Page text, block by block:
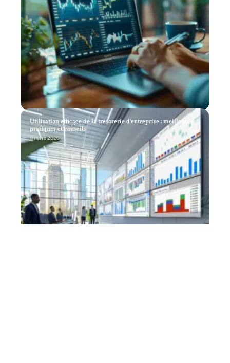
Utilisation efficace de la trésorerie d’entreprise : meilleures
pratiques et conseils
11 mars 2026